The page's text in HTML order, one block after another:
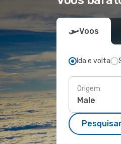
Voos
Ida e volta
Origem